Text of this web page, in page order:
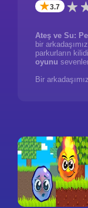
✭3.7
Ateş ve Su:
bir
parkurların
oyunu
Bir